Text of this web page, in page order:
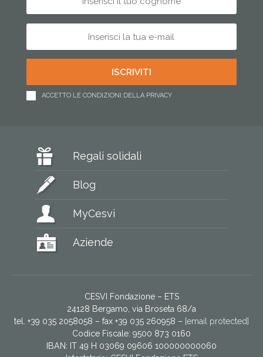
ACCETTO LE CONDIZIONI DELLA PRIVACY
Regali solidali
Blog
MyCesvi
Aziende
CESVI Fondazione – ETS
24128 Bergamo, via Broseta 68/a
tel. +39 035 2058058 – fax +39 035 260958 – [email protected]
Codice Fiscale: 9500 873 0160
IBAN: IT 49 H 03069 09606 100000000060